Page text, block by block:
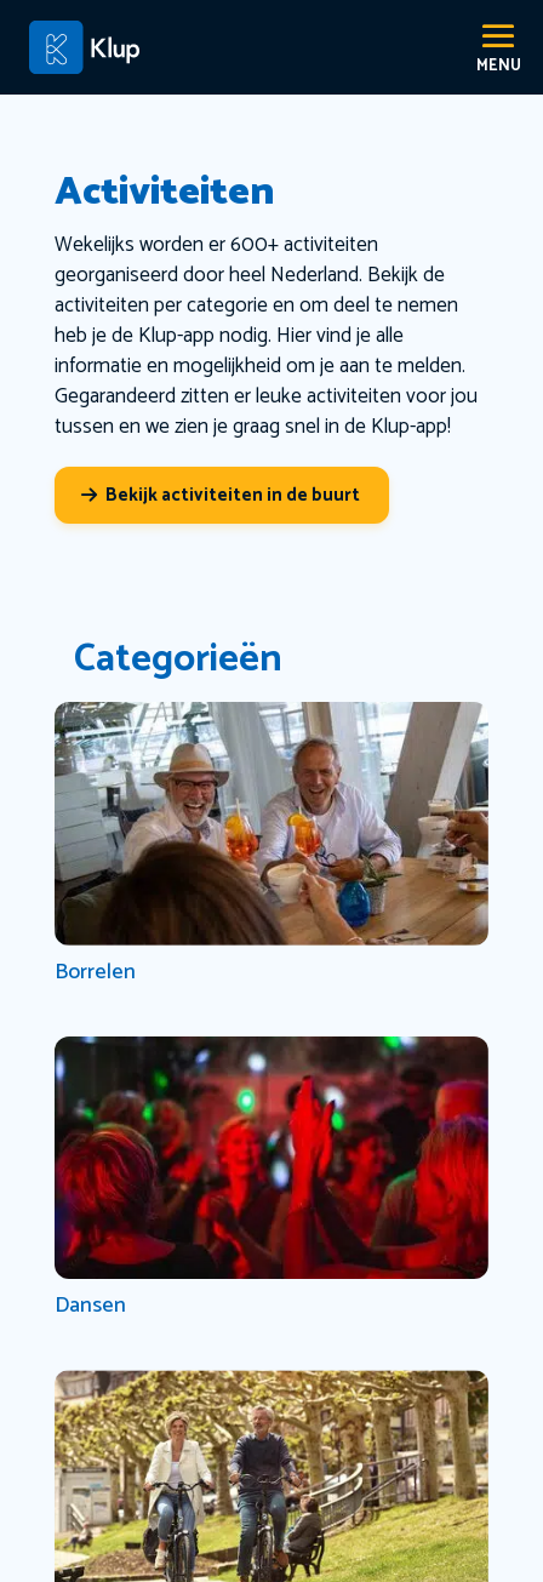
Activiteiten
Wekelijks worden er 600+ activiteiten
georganiseerd door heel Nederland. Bekijk de
activiteiten per categorie en om deel te nemen
heb je de Klup-app nodig. Hier vind je alle
informatie en mogelijkheid om je aan te melden.
Gegarandeerd zitten er leuke activiteiten voor jou
tussen en we zien je graag snel in de Klup-app!
Bekijk activiteiten in de buurt
Categorieën
Borrelen
Dansen